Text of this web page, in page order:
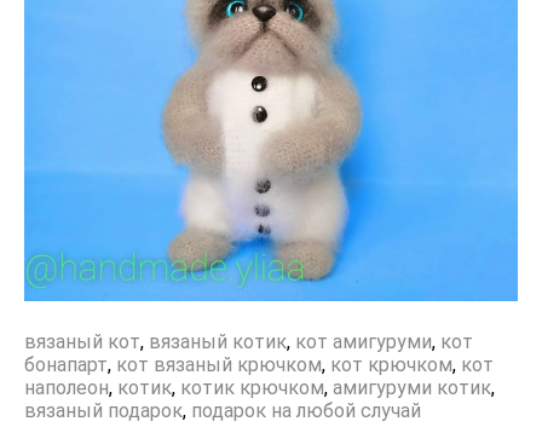
вязаный кот, вязаный котик, кот амигуруми, кот
бонапарт, кот вязаный крючком, кот крючком, кот
наполеон, котик, котик крючком, амигуруми котик,
вязаный подарок, подарок на любой случай